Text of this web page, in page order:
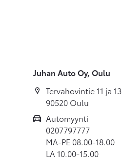
Juhan Auto Oy, Oulu
Tervahovintie 11 ja 13
90520 Oulu
Automyynti
0207797777
MA-PE 08.00-18.00
LA 10.00-15.00